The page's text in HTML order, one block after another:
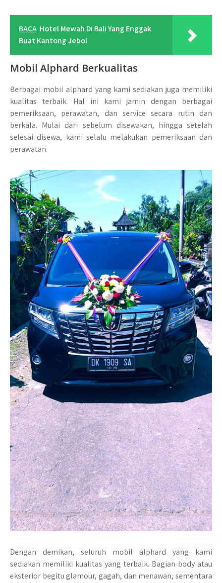
BACA Hotel Mewah Di Bali Yang Enggak
Buat Kantong Jebol
Mobil Alphard Berkualitas
Berbagai mobil alphard yang kami sediakan juga memiliki
kualitas terbaik. Hal ini kami jamin dengan berbagai
pemeriksaan, perawatan, dan service secara rutin dan
berkala. Mulai dari sebelum disewakan, hingga setelah
selesai disewa, kami selalu melakukan pemeriksaan dan
perawatan.
Dengan demikan, seluruh mobil alphard yang kami
sediakan memiliki kualitas yang terbaik. Bagian body atau
eksterior begitu glamour, gagah, dan menawan, sementara